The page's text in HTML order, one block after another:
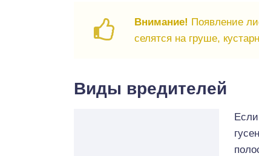
Внимание! Появление
селятся на груше,
Виды вредителей